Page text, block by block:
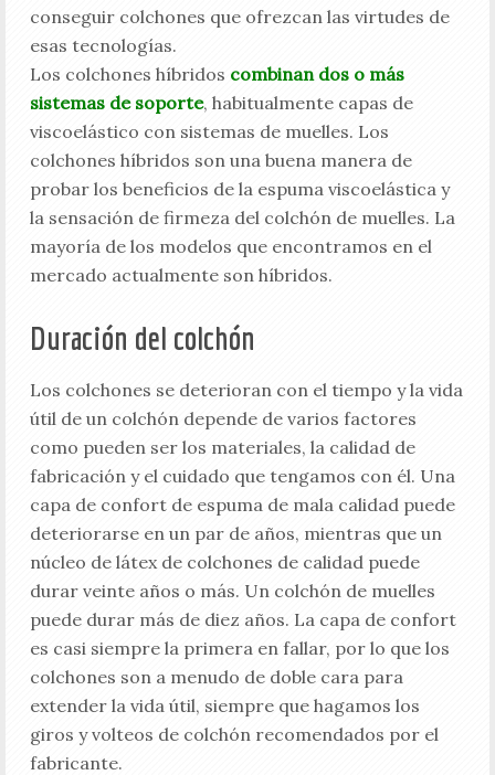
conseguir colchones que ofrezcan las virtudes de
esas tecnologías.
Los colchones híbridos combinan dos o más
sistemas de soporte, habitualmente capas de
viscoelástico con sistemas de muelles. Los
colchones híbridos son una buena manera de
probar los beneficios de la espuma viscoelástica y
la sensación de firmeza del colchón de muelles. La
mayoría de los modelos que encontramos en el
mercado actualmente son híbridos.
Duración del colchón
Los colchones se deterioran con el tiempo y la vida
útil de un colchón depende de varios factores
como pueden ser los materiales, la calidad de
fabricación y el cuidado que tengamos con él. Una
capa de confort de espuma de mala calidad puede
deteriorarse en un par de años, mientras que un
núcleo de látex de colchones de calidad puede
durar veinte años o más. Un colchón de muelles
puede durar más de diez años. La capa de confort
es casi siempre la primera en fallar, por lo que los
colchones son a menudo de doble cara para
extender la vida útil, siempre que hagamos los
giros y volteos de colchón recomendados por el
fabricante.